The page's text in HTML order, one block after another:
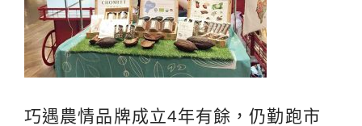
巧遇農情品牌成立4年有餘，仍勤跑市